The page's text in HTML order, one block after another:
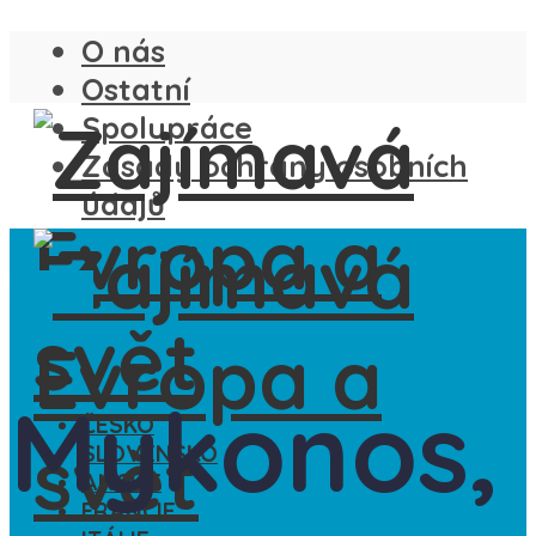
O nás
Ostatní
Spolupráce
Zásady ochrany osobních
údajů
ČESKO
SLOVENSKO
ANGLIE
FRANCIE
Mykonos,